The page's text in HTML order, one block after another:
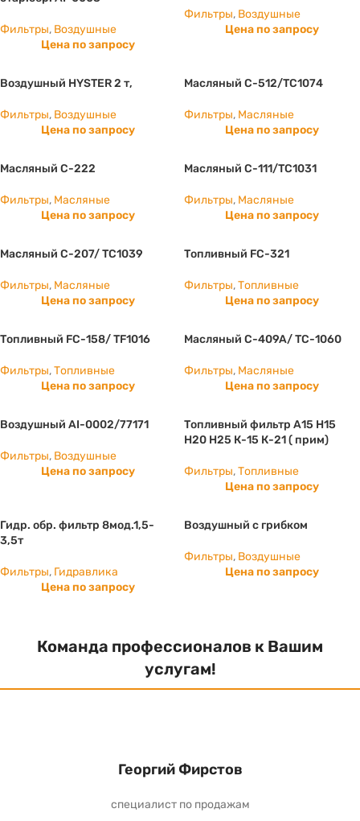
Фильтры, Воздушные
Цена по запросу
Фильтры, Воздушные
Цена по запросу
Воздушный HYSTER 2 т,
Фильтры, Воздушные
Цена по запросу
Масляный C-512/ТС1074
Фильтры, Масляные
Цена по запросу
Масляный C-222
Фильтры, Масляные
Цена по запросу
Масляный C-111/ТС1031
Фильтры, Масляные
Цена по запросу
Масляный C-207/ ТС1039
Фильтры, Масляные
Цена по запросу
Топливный FC-321
Фильтры,Топливные
Цена по запросу
Топливный FC-158/ TF1016
Фильтры,Топливные
Цена по запросу
Масляный C-409A/ TC-1060
Фильтры, Масляные
Цена по запросу
Воздушный AI-0002/77171
Фильтры, Воздушные
Цена по запросу
Топливный фильтр А15 Н15
H20 H25 К-15 К-21 ( прим)
Фильтры,Топливные
Цена по запросу
Гидр. обр. фильтр 8мод.1,5-
3,5т
Фильтры, Гидравлика
Цена по запросу
Воздушный с грибком
Фильтры, Воздушные
Цена по запросу
Команда профессионалов к Вашим
услугам!
Георгий Фирстов
специалист по продажам